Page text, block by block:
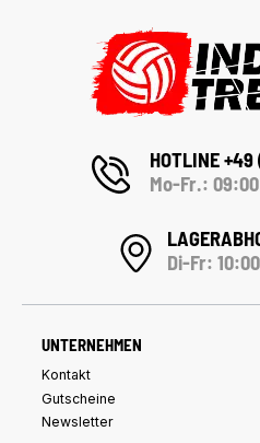
HOTLINE
Mo-Fr.:
Di-Fr:
UNTERNEHMEN
Kontakt
Gutscheine
Newsletter